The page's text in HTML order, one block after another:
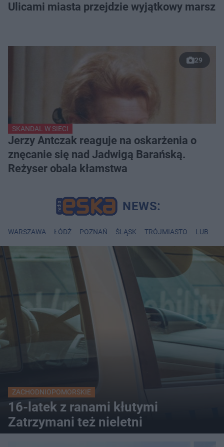
Ulicami miasta przejdzie wyjątkowy marsz
29
SKANDAL W SIECI
Jerzy Antczak reaguje na oskarżenia o
znęcanie się nad Jadwigą Barańską.
Reżyser obala kłamstwa
WARSZAWA ŁÓDŹ POZNAŃ ŚLĄSK TRÓJMIASTO LUBLIN
ZACHODNIOPOMORSKIE
16-latek z ranami kłutymi
Zatrzymani też nieletni